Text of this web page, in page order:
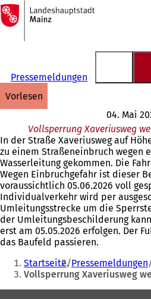
Inhalt anspringen
Zur
Startseite
Pressemeldungen
vorlesen
04. Mai
Vollsperrung Xaveriusweg
In der Straße Xaveriusweg auf
zu einem Straßeneinbruch wegen
Wasserleitung gekommen. Die
Wegen Einbruchgefahr ist dieser
voraussichtlich 05.06.2026 voll
Individualverkehr wird per
Umleitungsstrecke um die
der Umleitungsbeschilderung
erst am 05.05.2026 erfolgen. Der
das Baufeld passieren.
Sie
befinden
sich
Startseite Pressemeldungen
Vollsperrung Xaveriusweg